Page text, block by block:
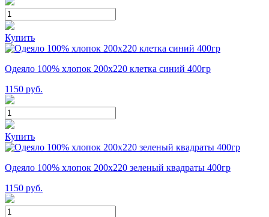
Купить
Одеяло 100% хлопок 200x220 клетка синий 400гр
1150 руб.
Купить
Одеяло 100% хлопок 200x220 зеленый квадраты 400гр
1150 руб.